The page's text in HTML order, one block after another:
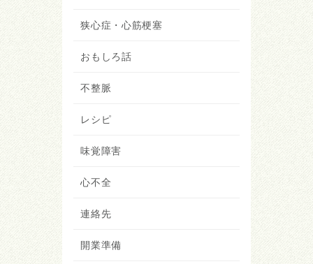
狭心症・心筋梗塞
おもしろ話
不整脈
レシピ
味覚障害
心不全
連絡先
開業準備